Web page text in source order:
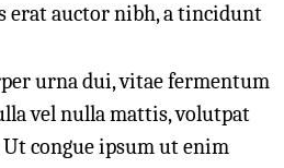
erat auctor nibh, a tincidunt
urna dui, vitae fermentum
vel nulla mattis, volutpat
congue ipsum ut enim